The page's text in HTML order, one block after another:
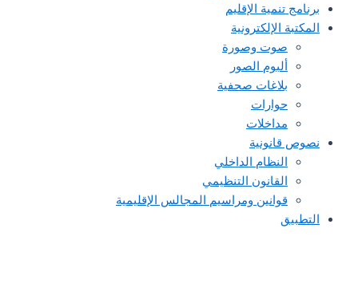
برنامج تنمية الإقليم
المكتبة الإلكترونية
صوت وصورة
ألبوم الصور
بلاغات صحفية
حوارات
مداخلات
نصوص قانونية
النظام الداخلي
القانون التنظيمي
قوانين ومراسيم المجالس الإقليمية
التطبيق